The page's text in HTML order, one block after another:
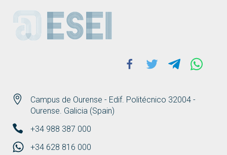
ESEI
Campus de Ourense - Edif. Politécnico 32004 -
Ourense. Galicia (Spain)
+34 988 387 000
+34 628 816 000
Facebook
Twitter Telegram